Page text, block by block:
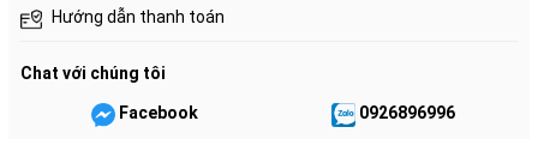
Thoát nước nhanh
Chống ồn hiệu quả
Hướng dẫn thanh toán
Chat với chúng tôi
Facebook 0926896996